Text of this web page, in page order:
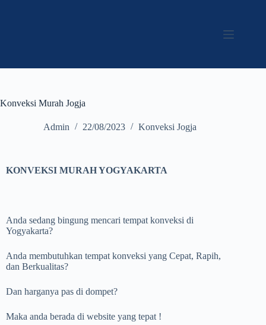
Konveksi Murah Jogja
Admin 22/08/2023 Konveksi Jogja
KONVEKSI MURAH YOGYAKARTA
Anda sedang bingung mencari tempat konveksi di
Yogyakarta?
Anda membutuhkan tempat konveksi yang Cepat, Rapih,
dan Berkualitas?
Dan harganya pas di dompet?
Maka anda berada di website yang tepat !